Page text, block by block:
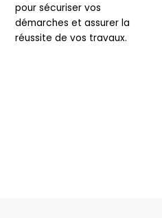
pour sécuriser vos
démarches et assurer la
réussite de vos travaux.